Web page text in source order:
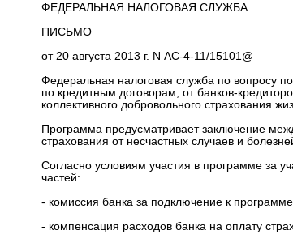
ФЕДЕРАЛЬНАЯ НАЛОГОВАЯ СЛУЖБА
ПИСЬМО
от 20 августа 2013 г. N АС-4-11/15101@
Федеральная налоговая служба по вопросу
по кредитным договорам, от банков-
коллективного добровольного страхования
Программа предусматривает заключение
страхования от несчастных случаев и
Согласно условиям участия в программе за
частей:
- комиссия банка за подключение к
- компенсация расходов банка на оплату